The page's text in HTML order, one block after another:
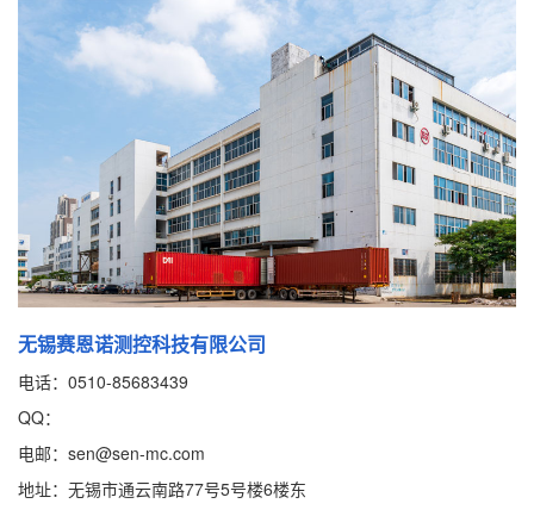
无锡赛恩诺测控科技有限公司
电话：0510-85683439
QQ：
电邮：sen@sen-mc.com
地址：无锡市通云南路77号5号楼6楼东